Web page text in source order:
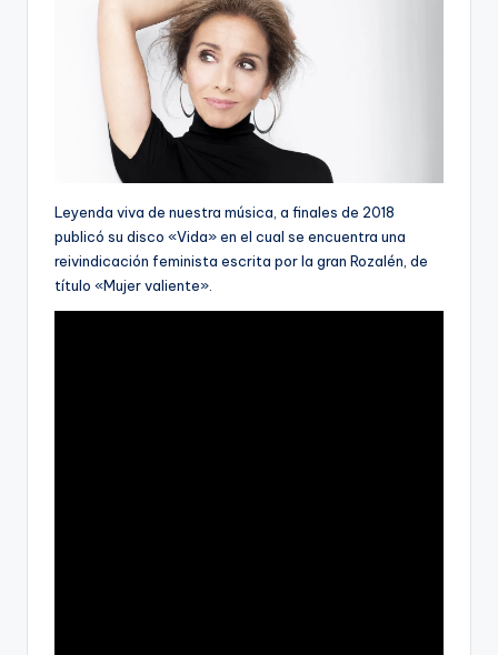
Leyenda viva de nuestra música, a finales de 2018
publicó su disco «Vida» en el cual se encuentra una
reivindicación feminista escrita por la gran Rozalén, de
título «Mujer valiente».